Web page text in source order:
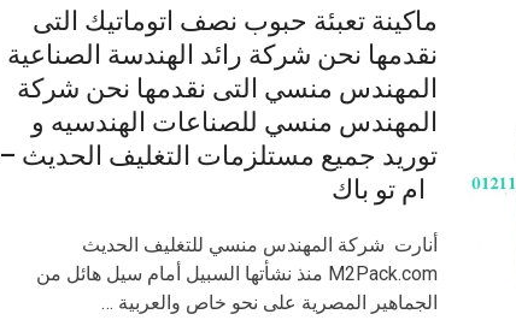
ماكينة تعبئة حبوب نصف اتوماتيك التى
نقدمها نحن شركة رائد الهندسة الصناعية
المهندس منسي التى نقدمها نحن شركة
المهندس منسي للصناعات الهندسيه و
توريد جميع مستلزمات التغليف الحديث –
ام تو باك
أنارت شركة المهندس منسي للتغليف الحديث
M2Pack.com منذ نشأتها السبيل أمام سيل هائل من
الجماهير المصرية على نحو خاص والعربية …